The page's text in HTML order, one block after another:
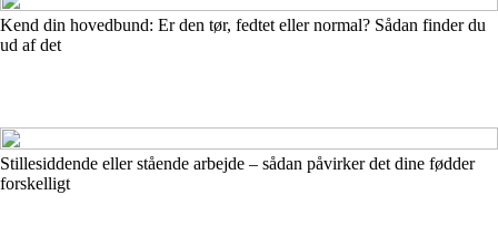
Kend din hovedbund: Er den tør, fedtet eller normal? Sådan finder du
ud af det
Stillesiddende eller stående arbejde – sådan påvirker det dine fødder
forskelligt